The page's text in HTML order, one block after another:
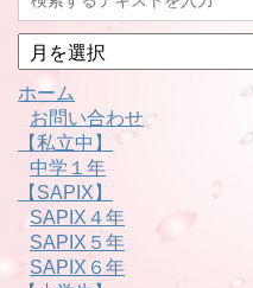
月
別
ホーム
お問い合わせ
【私立中】
中学１年
【SAPIX】
SAPIX４年
SAPIX５年
SAPIX６年